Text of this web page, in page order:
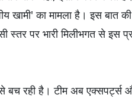
खामी' का मामला है। इस बात
स्तर पर भारी मिलीभगत से इस
बच रही है। टीम अब एक्सपर्ट्स